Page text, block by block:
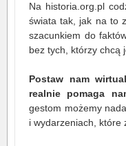
Na historia.org.pl
świata tak, jak na to
szacunkiem do
bez tych, którzy chcą
Postaw nam
realnie pomaga
gestom możemy
i wydarzeniach, które